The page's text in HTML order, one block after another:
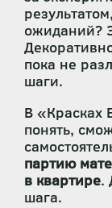
ожиданий?
пока не
шаги.
В «Красках
понять,
партию
в квартире.
шага.